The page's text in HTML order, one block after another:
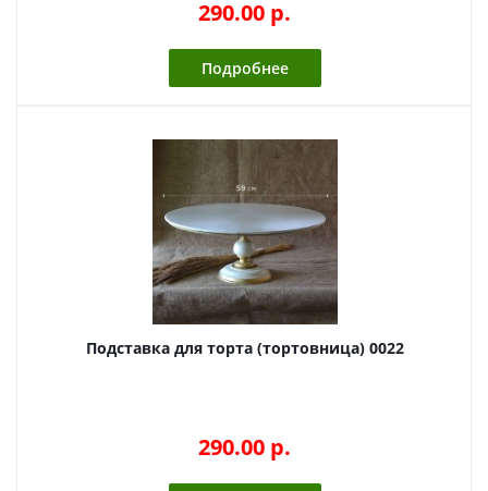
290.00 p.
Подробнее
Подставка для торта (тортовница) 0022
290.00 p.